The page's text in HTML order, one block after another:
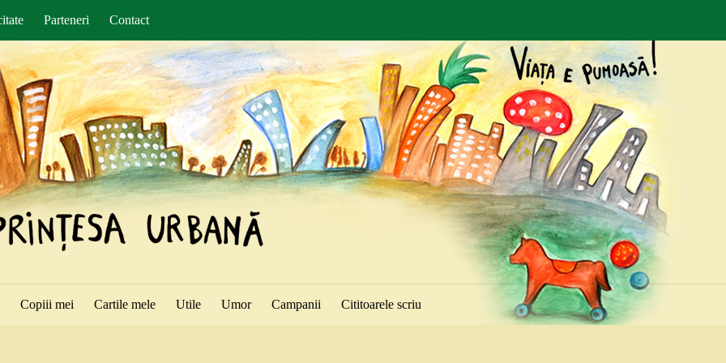
Parteneri Contact
Copiii mei Cartile mele Utile Umor Campanii Cititoarele scriu